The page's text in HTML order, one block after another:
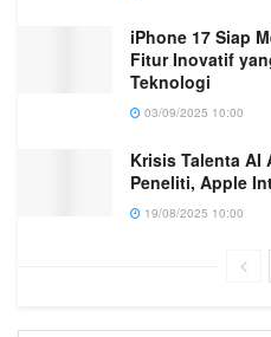
iPhone 17 Siap
Fitur Inovatif
Teknologi
03/09/2025 10:00
Krisis Talenta AI
Peneliti, Apple
19/08/2025 10:00